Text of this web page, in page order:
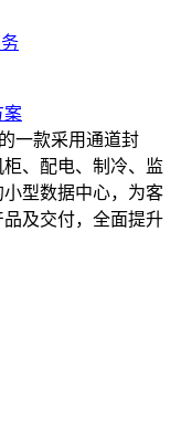
案
一款采用通道封
、配电、制冷、监
型数据中心，为客
及交付，全面提升